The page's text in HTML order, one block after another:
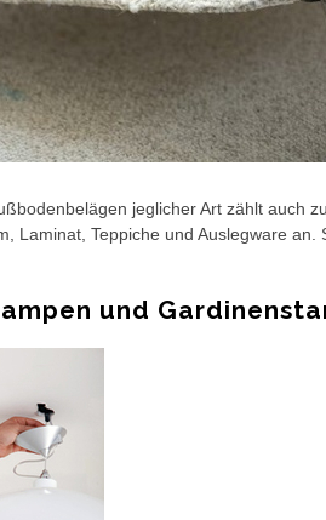
jeglicher Art zählt auch
Laminat, Teppiche und Auslegware
und